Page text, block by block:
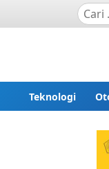
Teknologi